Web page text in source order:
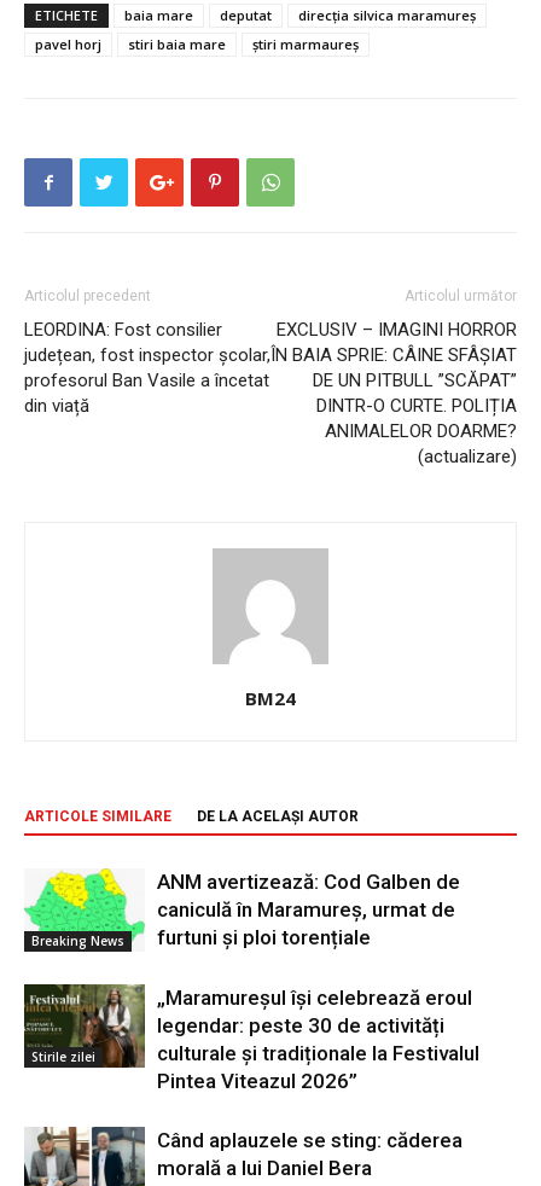
ETICHETE baia mare deputat
direcția silvica maramureș
pavel horj
stiri baia mare știri marmaureș
Articolul precedent
LEORDINA: Fost consilier
județean, fost inspector școlar,
profesorul Ban Vasile a încetat
din viață
Articolul următor
EXCLUSIV – IMAGINI HORROR
ÎN BAIA SPRIE: CÂINE SFÂȘIAT
DE UN PITBULL ”SCĂPAT”
DINTR-O CURTE. POLIȚIA
ANIMALELOR DOARME?
(actualizare)
BM24
ARTICOLE SIMILARE DE LA ACELAȘI AUTOR
Breaking News
ANM avertizează: Cod Galben de
caniculă în Maramureș, urmat de
furtuni și ploi torențiale
Stirile zilei
„Maramureșul își celebrează eroul
legendar: peste 30 de activități
culturale și tradiționale la Festivalul
Pintea Viteazul 2026”
Când aplauzele se sting: căderea
morală a lui Daniel Bera